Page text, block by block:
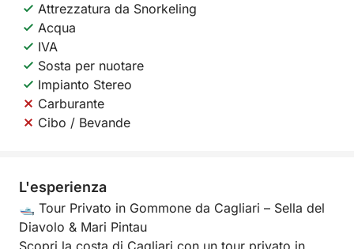
Attrezzatura da Snorkeling
Acqua
IVA
Sosta per nuotare
Impianto Stereo
Carburante
Cibo / Bevande
L'esperienza
🛥️ Tour Privato in Gommone da Cagliari – Sella del
Diavolo & Mari Pintau
Scopri la costa di Cagliari con un tour privato in